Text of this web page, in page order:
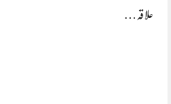
علاقہ…